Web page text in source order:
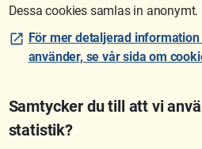
Dessa cookies samlas in anonymt.
För mer detaljerad
använder, se vår sida om
Samtycker du till att vi
statistik?